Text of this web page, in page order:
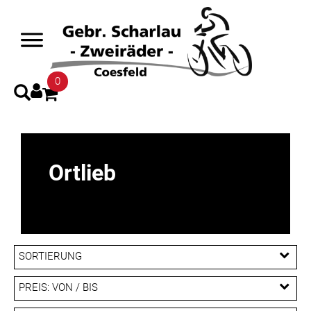
0
Ortlieb
SORTIERUNG
PREIS: VON / BIS